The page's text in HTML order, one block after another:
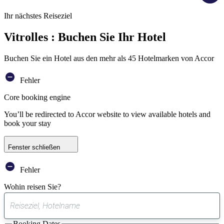
Ihr nächstes Reiseziel
Vitrolles : Buchen Sie Ihr Hotel
Buchen Sie ein Hotel aus den mehr als 45 Hotelmarken von Accor
Fehler
Core booking engine
You’ll be redirected to Accor website to view available hotels and
book your stay
Fenster schließen
Fehler
Wohin reisen Sie?
gefundener